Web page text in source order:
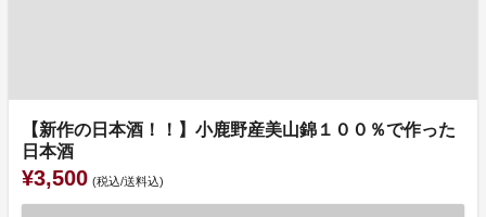
【新作の日本酒！！】小鹿野産美山錦１００％で作った
日本酒
¥3,500 (税込/送料込)